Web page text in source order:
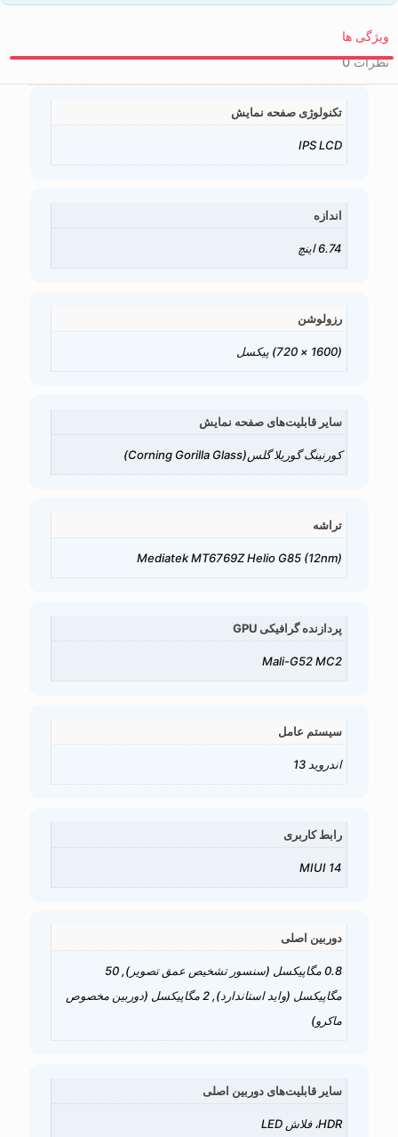
ویژگی ها
نظرات0
تکنولوژی صفحه نمایش
IPS LCD
اندازه
6.74 اینچ
رزولوشن
(1600 × 720) پیکسل
سایر قابلیت‌های صفحه نمایش
کورنینگ گوریلا گلس(Corning Gorilla Glass)
تراشه
Mediatek MT6769Z Helio G85 (12nm)
پردازنده گرافیکی GPU
Mali-G52 MC2
سیستم عامل
اندروید 13
رابط کاربری
MIUI 14
دوربین اصلی
0.8 مگاپیکسل (سنسور تشخیص عمق تصویر), 50
مگاپیکسل (واید استاندارد), 2 مگاپیکسل (دوربین مخصوص
ماکرو)
سایر قابلیت‌های دوربین اصلی
HDR، فلاش LED